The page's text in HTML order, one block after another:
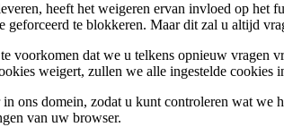
heeft het weigeren ervan invloed op
te blokkeren. Maar dit zal u altijd
voorkomen dat we u telkens opnieuw
weigert, zullen we alle ingestelde cookies
ons domein, zodat u kunt controleren wat
van uw browser.